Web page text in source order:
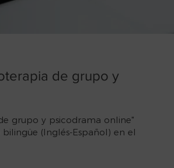
de grupo y
grupo y psicodrama online"
(Inglés-Español) en el